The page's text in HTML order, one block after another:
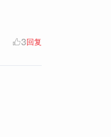
3回复